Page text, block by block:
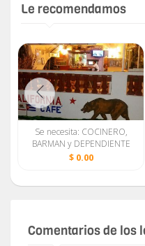
Le recomendamos
Se necesita: COCINERO,
BARMAN y DEPENDIENTE
con AMPLIO DOMINIO del
$ 0.00
Comentarios de los